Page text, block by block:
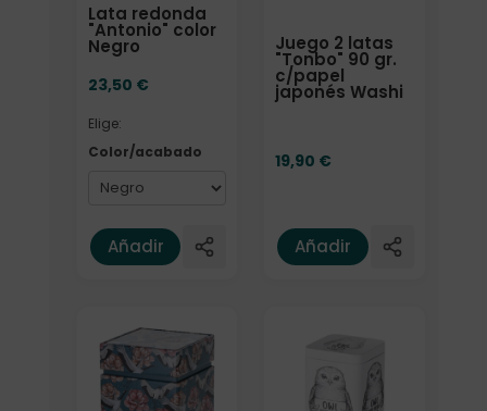
Lata redonda
"Antonio" color
Negro
23,50 €
Elige:
Color/acabado
Añadir
Juego 2 latas
"Tonbo" 90 gr.
c/papel
japonés Washi
19,90 €
Añadir